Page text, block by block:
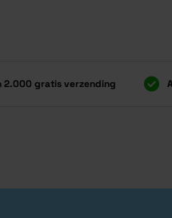
2.000 gratis verzending